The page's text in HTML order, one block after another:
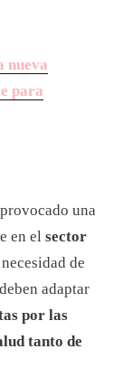
nueva
para
una
en el sector
de
adaptar
por las
tanto de